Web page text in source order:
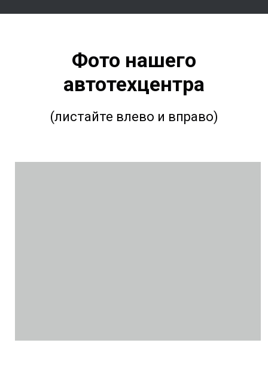
Фото нашего
автотехцентра
(листайте влево и вправо)